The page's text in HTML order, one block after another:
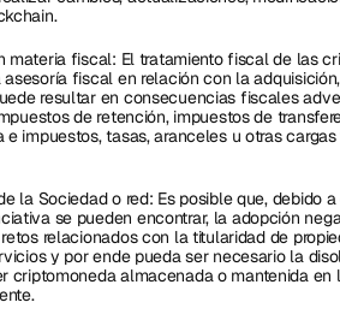
materia fiscal: El tratamiento fiscal de las
asesoría fiscal en relación con la
resultar en consecuencias fiscales
de retención, impuestos de
e impuestos, tasas, aranceles u otras
la Sociedad o red: Es posible que, debido
se pueden encontrar, la adopción
relacionados con la titularidad de
y por ende pueda ser necesario la
criptomoneda almacenada o mantenida